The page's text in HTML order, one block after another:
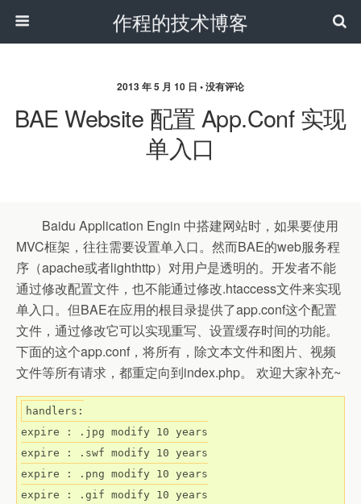
作程的技术博客
2013 年 5 月 10 日 • 没有评论
BAE Website 配置 App.conf 实现
单入口
Baidu Application Engin 中搭建网站时，如果要使用
MVC框架，往往需要设置单入口。然而BAE的web服务程
序（apache或者lighthttp）对用户是透明的。开发者不能
通过修改配置文件，也不能通过修改.htaccess文件来实现
单入口。但BAE在应用的根目录提供了app.conf这个配置
文件，通过修改它可以实现重写、设置缓存时间的功能。
下面的这个app.conf，将所有，除文本文件和图片、视频
文件等所有请求，都重定向到index.php。 欢迎大家补充~
handlers:
expire : .jpg modify 10 years
expire : .swf modify 10 years
expire : .png modify 10 years
expire : .gif modify 10 years